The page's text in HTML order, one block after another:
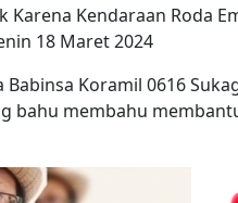
Karena Kendaraan Roda
18 Maret 2024
Babinsa Koramil 0616
bahu membahu